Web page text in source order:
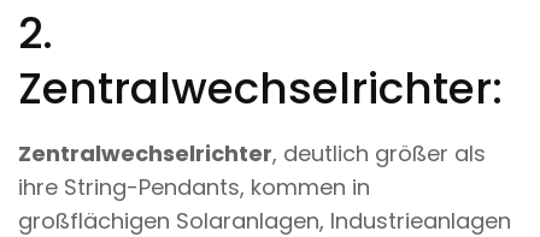
2.
Zentralwechselrichter:
Zentralwechselrichter, deutlich größer als
ihre String-Pendants, kommen in
großflächigen Solaranlagen, Industrieanlagen